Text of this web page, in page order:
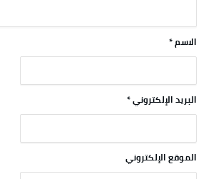
الاسم*
البريد الإلكتروني*
الموقع الإلكتروني